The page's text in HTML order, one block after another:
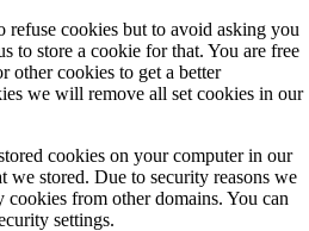
cookies but to avoid asking you
to store a cookie for that. You are free
other cookies to get a better
we will remove all set cookies in our
cookies on your computer in our
we stored. Due to security reasons we
from other domains. You can
settings.